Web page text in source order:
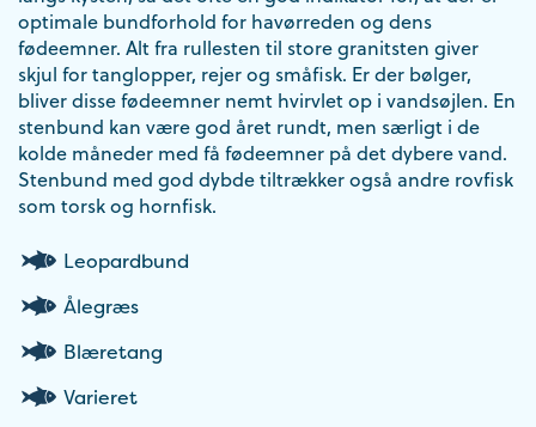
optimale bundforhold for havørreden og dens
fødeemner. Alt fra rullesten til store granitsten giver
skjul for tanglopper, rejer og småfisk. Er der bølger,
bliver disse fødeemner nemt hvirvlet op i vandsøjlen. En
stenbund kan være god året rundt, men særligt i de
kolde måneder med få fødeemner på det dybere vand.
Stenbund med god dybde tiltrækker også andre rovfisk
som torsk og hornfisk.
Leopardbund
Ålegræs
Blæretang
Varieret